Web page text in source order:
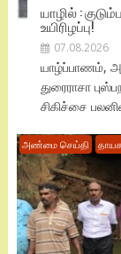
யாழில் :
உயிரிழப்பு!
07.08.2026
யாழ்ப்பாணம்,
துரைராசா
சிகிச்சை
அண்மை செய்தி